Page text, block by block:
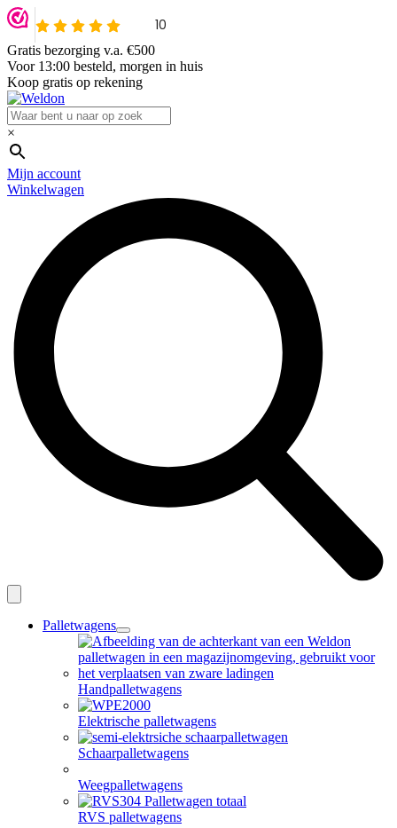
Gratis bezorging v.a. €500
Voor 13:00 besteld, morgen in huis
Koop gratis op rekening
×
Mijn account
Winkelwagen
Palletwagens
open
dropdown
menu
Handpalletwagens
Elektrische palletwagens
Schaarpalletwagens
Weegpalletwagens
RVS palletwagens